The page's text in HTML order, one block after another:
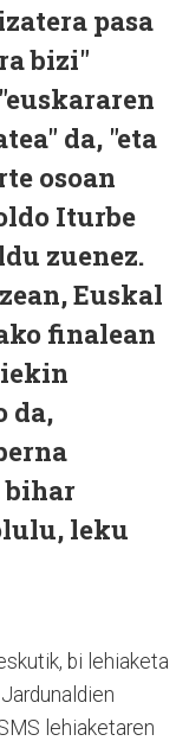
pasa
bizi"
da, "eta
osoan
Iturbe
zuenez.
Euskal
finalean
da,
bihar
leku
bi lehiaketa
lehiaketaren